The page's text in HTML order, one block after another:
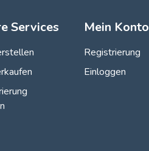
Services Mein Konto
Registrierung
Einloggen